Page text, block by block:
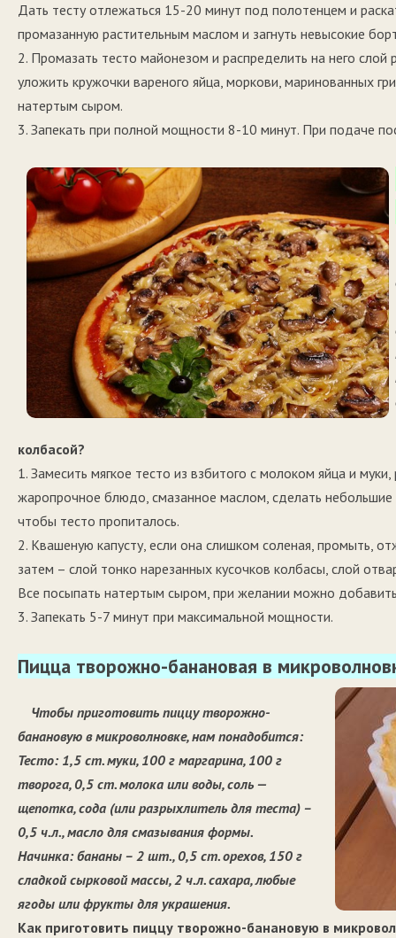
Дать тесту отлежаться 15-20 минут под полотенцем и
промазанную растительным маслом и загнуть невысокие
2. Промазать тесто майонезом и распределить на него
уложить кружочки вареного яйца, моркови, маринованных
натертым сыром.
3. Запекать при полной мощности 8-10 минут. При подаче
колбасой?
1. Замесить мягкое тесто из взбитого с молоком яйца и
жаропрочное блюдо, смазанное маслом, сделать небольшие
чтобы тесто пропиталось.
2. Квашеную капусту, если она слишком соленая, промыть,
затем – слой тонко нарезанных кусочков колбасы, слой
Все посыпать натертым сыром, при желании можно
3. Запекать 5-7 минут при максимальной мощности.
Пицца творожно-банановая в
Чтобы приготовить пиццу творожно-
банановую в микроволновке, нам понадобится:
Тесто: 1,5 ст. муки, 100 г маргарина, 100 г
творога, 0,5 ст. молока или воды, соль —
щепотка, сода (или разрыхлитель для теста) –
0,5 ч.л., масло для смазывания формы.
Начинка: бананы – 2 шт., 0,5 ст. орехов, 150 г
сладкой сырковой массы, 2 ч.л. сахара, любые
ягоды или фрукты для украшения.
Как приготовить пиццу творожно-банановую в